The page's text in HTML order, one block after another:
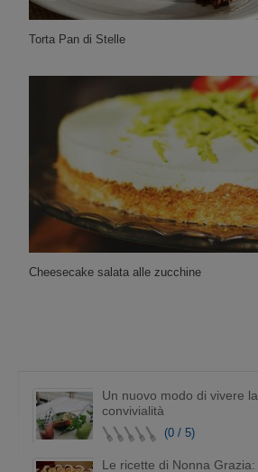
Torta Pan di Stelle
Cheesecake salata alle zucchine
Un nuovo modo di vivere la
convivialità
(0 / 5)
Le ricette di Nonna Grazia: